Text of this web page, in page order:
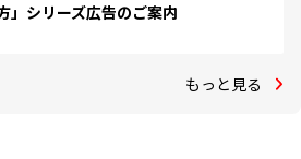
」シリーズ広告のご案内
もっと見る